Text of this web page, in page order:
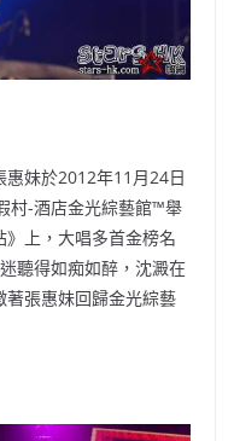
妹於2012年11月24日
村-酒店金光綜藝館™舉
上，大唱多首金榜名
聽得如痴如醉，沈澱在
張惠妹回歸金光綜藝